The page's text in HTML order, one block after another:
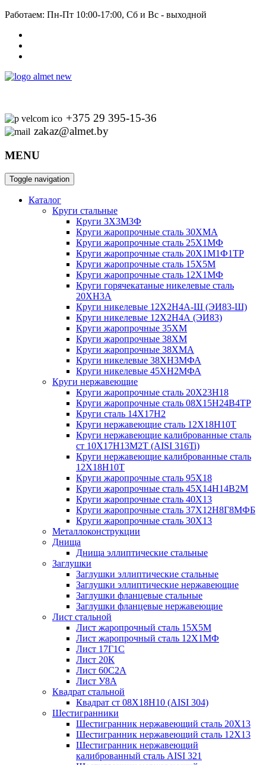
Работаем: Пн-Пт 10:00-17:00, Сб и Вс - выходной
+375 29 395-15-36
zakaz@almet.by
MENU
Toggle navigation
Каталог
Круги стальные
Круги 3Х3М3Ф
Круги жаропрочные сталь 30ХМА
Круги жаропрочные сталь 25Х1МФ
Круги жаропрочные сталь 20Х1М1Ф1ТР
Круги жаропрочные сталь 15Х5М
Круги жаропрочные сталь 12Х1МФ
Круги горячекатаные никелевые сталь
20ХН3А
Круги никелевые 12Х2Н4А-Ш (ЭИ83-Ш)
Круги никелевые 12Х2Н4А (ЭИ83)
Круги жаропрочные 35ХМ
Круги жаропрочные 38ХМ
Круги жаропрочные 38ХМА
Круги никелевые 38XH3MФА
Круги никелевые 45ХН2МФА
Круги нержавеющие
Круги жаропрочные сталь 20Х23Н18
Круги жаропрочные сталь 08Х15Н24В4ТР
Круги сталь 14Х17Н2
Круги нержавеющие сталь 12Х18Н10Т
Круги нержавеющие калиброванные сталь
ст 10Х17Н13М2Т (AISI 316Ti)
Круги нержавеющие калиброванные сталь
12Х18Н10Т
Круги жаропрочные сталь 95Х18
Круги жаропрочные сталь 45Х14Н14В2М
Круги жаропрочные сталь 40Х13
Круги жаропрочные сталь 37Х12Н8Г8МФБ
Круги жаропрочные сталь 30Х13
Металлоконструкции
Днища
Днища эллиптические стальные
Заглушки
Заглушки эллиптические стальные
Заглушки эллиптические нержавеющие
Заглушки фланцевые стальные
Заглушки фланцевые нержавеющие
Лист стальной
Лист жаропрочный сталь 15Х5М
Лист жаропрочный сталь 12Х1МФ
Лист 17Г1С
Лист 20К
Лист 60С2А
Лист У8А
Квадрат стальной
Квадрат ст 08Х18Н10 (AISI 304)
Шестигранники
Шестигранник нержавеющий сталь 20Х13
Шестигранник нержавеющий сталь 12Х13
Шестигранник нержавеющий
калиброванный сталь AISI 321